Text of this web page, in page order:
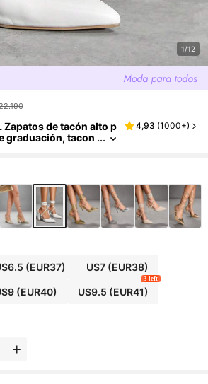
1/12
Zapatos de tacón alto p
graduación, tacon
Valentín, salida noctu
4,93 (1000+)
(EUR37) US7(EUR38)
(EUR40) US9.5 (EUR41)
3 left